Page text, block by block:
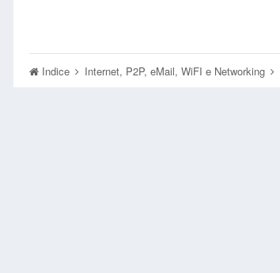
Indice Internet, P2P, eMail, WiFI e Networking